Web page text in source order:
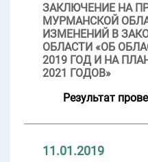
ЗАКЛЮЧЕНИЕ НА
МУРМАНСКОЙ
ИЗМЕНЕНИЙ В
ОБЛАСТИ «ОБ
2019 ГОД И НА
2021 ГОДОВ»
Результат
11.01.2019